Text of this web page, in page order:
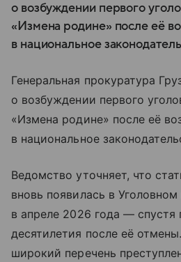
о возбуждении первого
«Измена родине» после её
в национальное
Генеральная прокуратура
о возбуждении первого
«Измена родине» после её
в национальное
Ведомство уточняет, что
вновь появилась в
в апреле 2026 года — спустя
десятилетия после её
широкий перечень